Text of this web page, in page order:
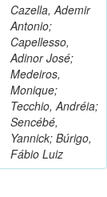
Cazella, Ademir
Antonio;
Capellesso,
Adinor José;
Medeiros,
Monique;
Tecchio, Andréia;
Sencébé,
Yannick; Búrigo,
Fábio Luiz